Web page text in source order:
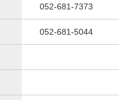
052-681-7373
052-681-5044